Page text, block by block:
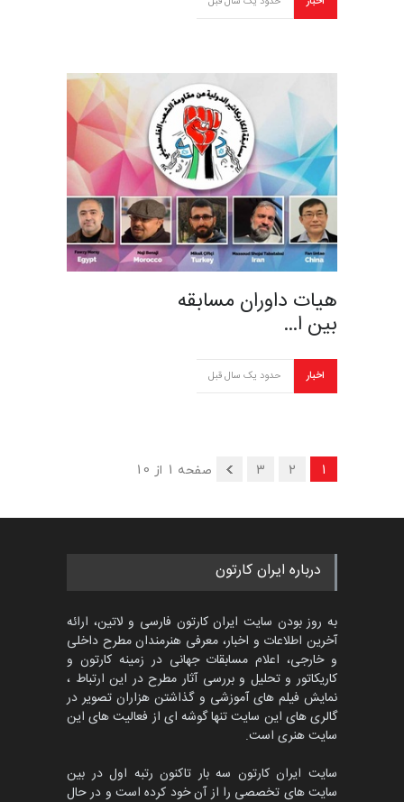
هیات داوران مسابقه
بین ا…
اخبار حدود یک سال قبل
1
2
3 صفحه 1 از 10
درباره ایران کارتون
به روز بودن سایت ایران کارتون فارسی و لاتین، ارائه
آخرین اطلاعات و اخبار، معرفی هنرمندان مطرح داخلی
و خارجی، اعلام مسابقات جهانی در زمینه کارتون و
کاریکاتور و تحلیل و بررسی آثار مطرح در این ارتباط ،
نمایش فیلم های آموزشی و گذاشتن هزاران تصویر در
گالری های این سایت تنها گوشه ای از فعالیت های این
سایت هنری است.
سایت ایران کارتون سه بار تاکنون رتبه اول در بین
سایت های تخصصی را از آن خود کرده است و در حال